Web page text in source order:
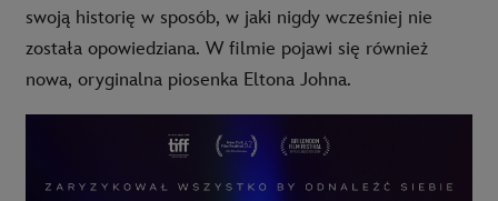
swoją historię w sposób, w jaki nigdy wcześniej nie
została opowiedziana. W filmie pojawi się również
nowa, oryginalna piosenka Eltona Johna.